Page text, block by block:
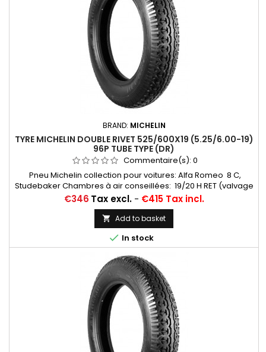
BRAND: MICHELIN
TYRE MICHELIN DOUBLE RIVET 525/600X19 (5.25/6.00-19)
96P TUBE TYPE (DR)
Commentaire(s): 0
Pneu Michelin collection pour voitures: Alfa Romeo 8 C,
Studebaker Chambres à air conseillées: 19/20 H RET (valvage
oblique) Michelin, 20 H (valvage droit)... Autres
appellations: 5,25-19; 6,00-19; 5,25x19; 6,00x19; 5,25/6,00-19;
525x19; 600x19; 525/600-19; 525/600*19
Price
€346 Tax excl.- €415 Tax incl.
 Add to basket
 In stock